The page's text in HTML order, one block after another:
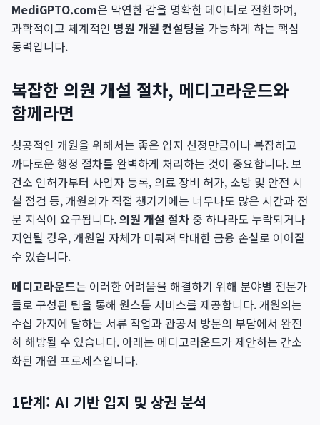
MediGPTO.com은 막연한 감을 명확한 데이터로 전환하여,
과학적이고 체계적인 병원 개원 컨설팅을 가능하게 하는 핵심
동력입니다.
복잡한 의원 개설 절차, 메디고라운드와
함께라면
성공적인 개원을 위해서는 좋은 입지 선정만큼이나 복잡하고
까다로운 행정 절차를 완벽하게 처리하는 것이 중요합니다. 보
건소 인허가부터 사업자 등록, 의료 장비 허가, 소방 및 안전 시
설 점검 등, 개원의가 직접 챙기기에는 너무나도 많은 시간과 전
문 지식이 요구됩니다.의원 개설 절차 중 하나라도 누락되거나
지연될 경우, 개원일 자체가 미뤄져 막대한 금융 손실로 이어질
수 있습니다.
메디고라운드는 이러한 어려움을 해결하기 위해 분야별 전문가
들로 구성된 팀을 통해 원스톱 서비스를 제공합니다. 개원의는
수십 가지에 달하는 서류 작업과 관공서 방문의 부담에서 완전
히 해방될 수 있습니다. 아래는 메디고라운드가 제안하는 간소
화된 개원 프로세스입니다.
1단계: AI 기반 입지 및 상권 분석